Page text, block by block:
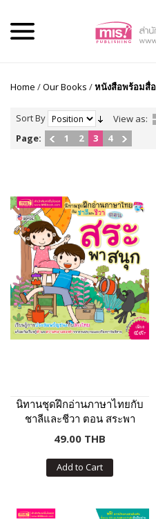
Home /Our Books /หนังสือพร้อมสื่
Sort By
View as:
Page:
1 2 3 4
นิทานชุดฝึกอ่านภาษาไทยกับ
ชาลีและชีวา ตอน สระพา
สนุก
49.00 THB
Add to Cart